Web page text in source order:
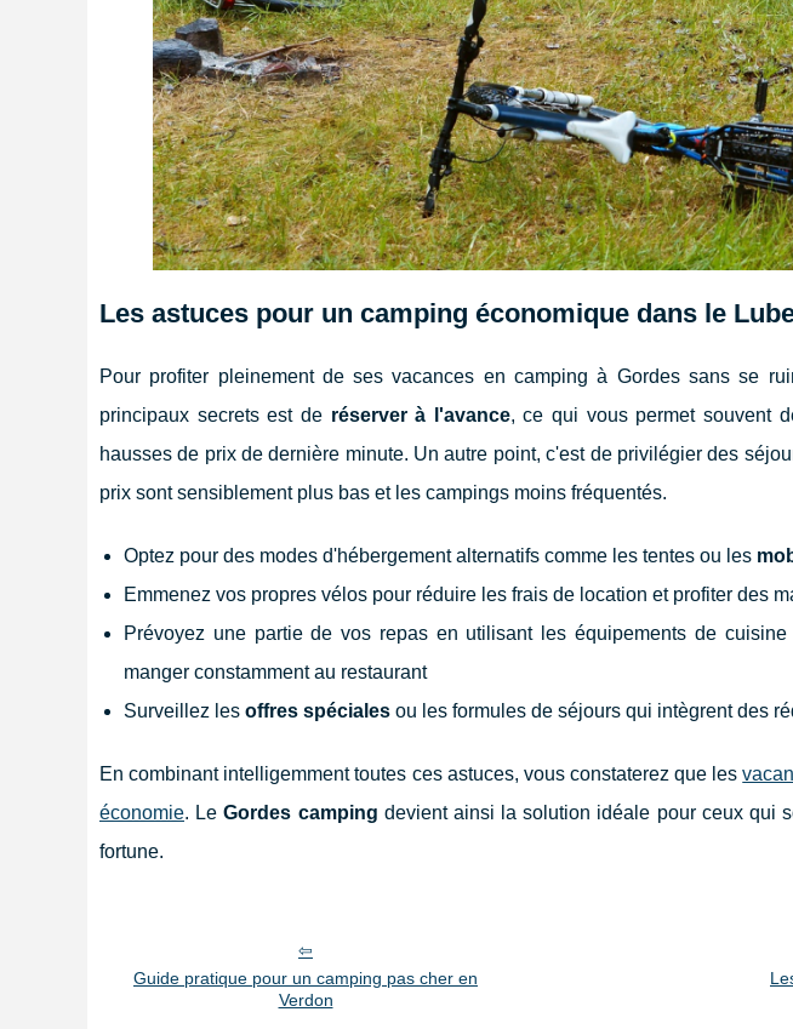
Les astuces pour un camping économique dans le
Pour profiter pleinement de ses vacances en camping à Gordes sans se
principaux secrets est de réserver à l'avance, ce qui vous permet souvent
hausses de prix de dernière minute. Un autre point, c'est de privilégier des
prix sont sensiblement plus bas et les campings moins fréquentés.
Optez pour des modes d'hébergement alternatifs comme les tentes ou les
Emmenez vos propres vélos pour réduire les frais de location et profiter des
Prévoyez une partie de vos repas en utilisant les équipements de
manger constamment au restaurant
Surveillez les offres spéciales ou les formules de séjours qui intègrent des
En combinant intelligemment toutes ces astuces, vous constaterez que les
économie. LeGordes camping devient ainsi la solution idéale pour ceux qui
fortune.
Guide pratique pour un camping pas cher en
Verdon